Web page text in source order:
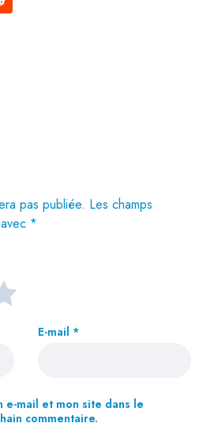
pas publiée. Les champs
*
E-mail *
e-mail et mon site dans le
commentaire.